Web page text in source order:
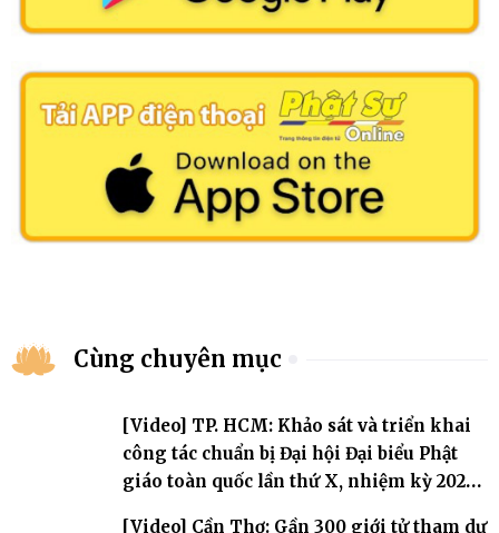
Cùng chuyên mục
[Video] TP. HCM: Khảo sát và triển khai
công tác chuẩn bị Đại hội Đại biểu Phật
giáo toàn quốc lần thứ X, nhiệm kỳ 2026-
[Video] Cần Thơ: Gần 300 giới tử tham dự